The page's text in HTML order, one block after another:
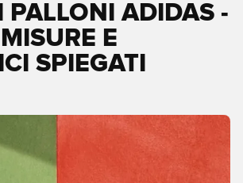
PALLONI ADIDAS -
E
SPIEGATI